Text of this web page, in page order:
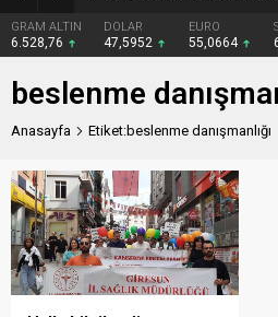
GRAM ALTIN
6.528,76
DOLAR
47,5952
EURO
55,0664
beslenme
Anasayfa Etiket:beslenme danışmanlığı